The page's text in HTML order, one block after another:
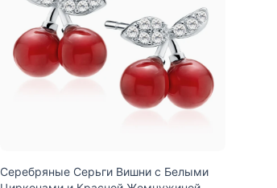
Серебряные Серьги Вишни с Белыми